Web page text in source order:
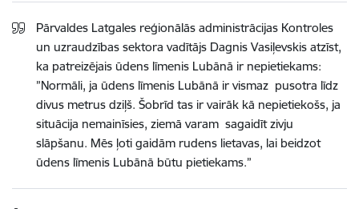
Pārvaldes Latgales reģionālās administrācijas Kontroles
un uzraudzības sektora vadītājs Dagnis Vasiļevskis atzīst,
ka patreizējais ūdens līmenis Lubānā ir nepietiekams:
”Normāli, ja ūdens līmenis Lubānā ir vismaz pusotra līdz
divus metrus dziļš. Šobrīd tas ir vairāk kā nepietiekošs, ja
situācija nemainīsies, ziemā varam sagaidīt zivju
slāpšanu. Mēs ļoti gaidām rudens lietavas, lai beidzot
ūdens līmenis Lubānā būtu pietiekams.”